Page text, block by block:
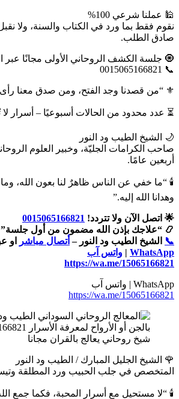
🕌 عملنا شرعي 100%
نقوم فقط بما ورد في الكتاب والسنة، ولا
صادق الطلب.
🧿 جلسة الكشف الروحاني الأولى مجانًا عبر
📞 0015065166821
⚜️ “من قصدنا وجد الفتح، ومن صدق معنا
⏳ عدد محدود من الحالات أسبوعيًا – أسرار
🌙 الشيخ الطيب ود النور
صاحب الكرامات الجليّة، وخبير العلوم
أربعين عامًا.
🕯️ “ما خفي عن الناس ظاهرٌ لنا بعون الله،
وهدانا الله إليه.”
🌟 اتصل الآن ولا تتردد! 0015065166821
📿 “علاجك بإذن الله مضمون من أول جلسة”
📞
الشيخ الطيب ود النور – أتصال مباشر او
WhatsApp
| واتس آب
https://wa.me/15065166821
WhatsApp | واتس آب
https://wa.me/15065166821
شيخ روحاني يعالج بالقران مجانا
🌹 الشيخ الجليل المبارك / الطيب ود النور
المتخصص في جلب الحبيب ورد المطلقة
🕯️ “لا مستحيل مع أسرار المحبة، فكما جمع